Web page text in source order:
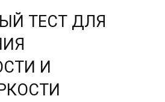
ТЕСТ ДЛЯ
И